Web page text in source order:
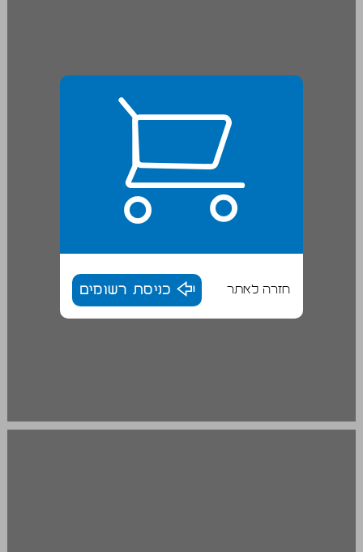
חזרה לאתר כניסת רשומים